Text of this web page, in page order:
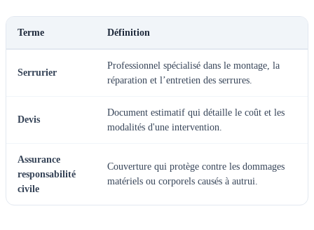
Terme Définition
Serrurier
Professionnel spécialisé dans le montage, la
réparation et l’entretien des serrures.
Devis
Document estimatif qui détaille le coût et les
modalités d'une intervention.
Assurance
responsabilité
civile
Couverture qui protège contre les dommages
matériels ou corporels causés à autrui.